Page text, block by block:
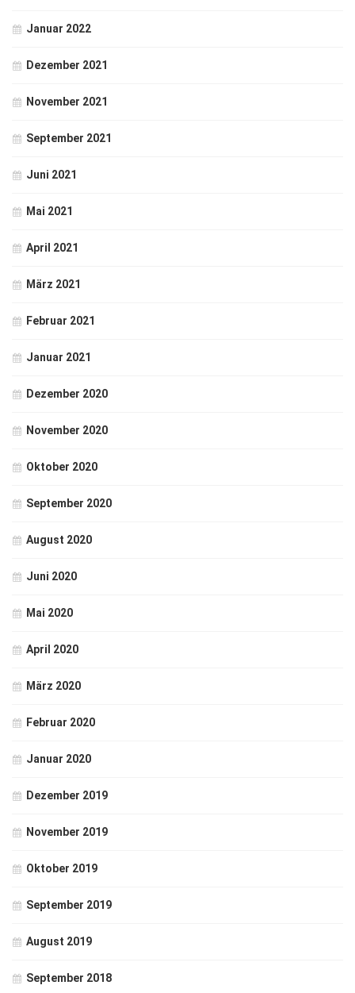
Januar 2022
Dezember 2021
November 2021
September 2021
Juni 2021
Mai 2021
April 2021
März 2021
Februar 2021
Januar 2021
Dezember 2020
November 2020
Oktober 2020
September 2020
August 2020
Juni 2020
Mai 2020
April 2020
März 2020
Februar 2020
Januar 2020
Dezember 2019
November 2019
Oktober 2019
September 2019
August 2019
September 2018